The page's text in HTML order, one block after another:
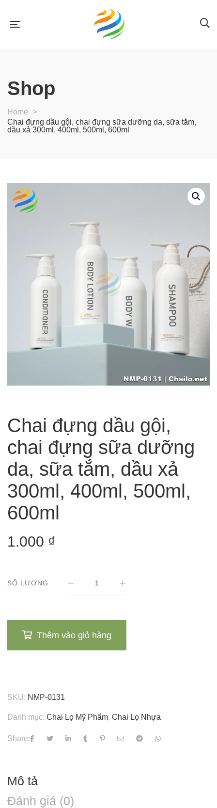
Shop
Home
>
Chai đựng dầu gội, chai đựng sữa dưỡng da, sữa tắm,
dầu xả 300ml, 400ml, 500ml, 600ml
Chai đựng dầu gội,
chai đựng sữa dưỡng
da, sữa tắm, dầu xả
300ml, 400ml, 500ml,
600ml
1.000 ₫
SỐ LƯỢNG
Thêm vào giỏ hàng
SKU: NMP-0131
Danh mục: Chai Lọ Mỹ Phẩm, Chai Lọ Nhựa
Share:
Mô tả
Đánh giá (0)